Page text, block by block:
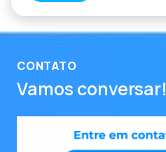
CONTATO
Vamos conversar!